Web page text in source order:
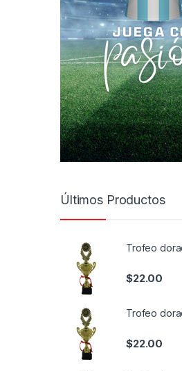
Últimos Productos
Trofeo
$22.00
Trofeo
$22.00